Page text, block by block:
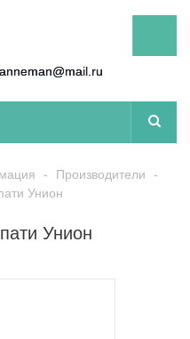
- Производители
-
Унион
Унион